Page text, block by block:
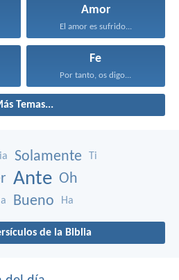
Amor
El amor es sufrido...
Fe
Por tanto, os digo...
Temas...
Solamente Ti
Ante Oh
Bueno Ha
de la Biblia